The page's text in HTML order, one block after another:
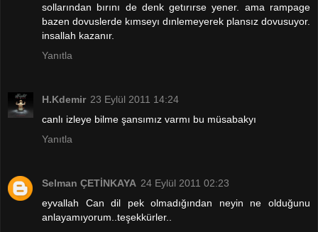
sollarından bırını de denk getırırse yener. ama rampage
bazen dovuslerde kımseyı dınlemeyerek plansız dovusuyor.
insallah kazanır.
Yanıtla
H.Kdemir 23 Eylül 2011 14:24
canlı izleye bilme şansımız varmı bu müsabakyı
Yanıtla
Selman ÇETİNKAYA 24 Eylül 2011 02:23
eyvallah Can dil pek olmadığından neyin ne olduğunu
anlayamıyorum..teşekkürler..